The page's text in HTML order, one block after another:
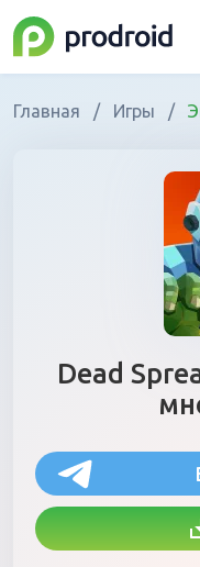
Главная / Игры /
Dead